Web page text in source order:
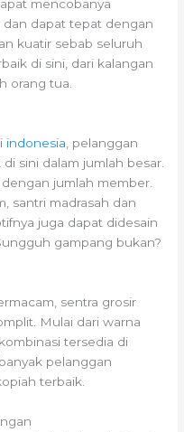
mencobanya
dan dapat tepat dengan
kuatir sebab seluruh
di sini, dari kalangan
orang tua.
indonesia , pelanggan
sini dalam jumlah besar.
jumlah member.
santri madrasah dan
juga dapat didesain
gampang bukan?
sentra grosir
Mulai dari warna
tersedia di
pelanggan
terbaik.